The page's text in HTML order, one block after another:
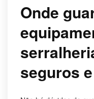
Onde
seguros